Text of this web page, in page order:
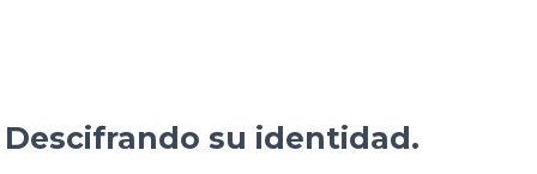
Descifrando su identidad.